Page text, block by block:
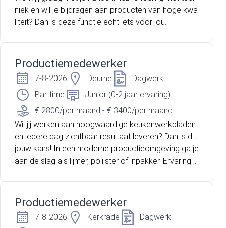
trots op hun toewijding aan kwaliteit en duurzaamhei
d. Dalli de klok biedt niet alleen uitstekende primaire
en secundaire arbeidsvoorwaarden volgens de eige
n ondernemings-cao, maar ook een stimulerende o
komen.
niek en wil je bijdragen aan producten van hoge kwa
liteit? Dan is deze functie echt iets voor jou.
Productiemedewerker
7-8-2026 Deurne
Dagwerk
Parttime
Junior (0-2 jaar ervaring)
€ 2800/per maand - € 3400/per maand
Wil jij werken aan hoogwaardige keukenwerkbladen
en iedere dag zichtbaar resultaat leveren? Dan is dit
jouw kans! In een moderne productieomgeving ga je
aan de slag als lijmer, polijster of inpakker. Ervaring is
k.
Productiemedewerker
7-8-2026 Kerkrade
Dagwerk